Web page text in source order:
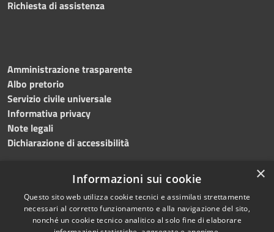
Richiesta di assistenza
Amministrazione trasparente
Albo pretorio
Servizio civile universale
Informativa privacy
Note legali
Dichiarazione di accessibilità
RSS
Accessibilità
Copyright © 2023 •
Comune di Noicàttaro
×
Informazioni sui cookie
Questo sito web utilizza cookie tecnici e assimilati strettamente
necessari al corretto funzionamento e alla navigazione del sito,
nonché un cookie tecnico analitico al solo fine di elaborare